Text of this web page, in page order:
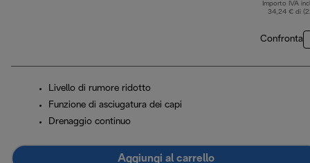
Importo IVA
34,24 € di
Confronta
Livello di rumore ridotto
Funzione di asciugatura dei capi
Drenaggio continuo
Aggiungi al carrello